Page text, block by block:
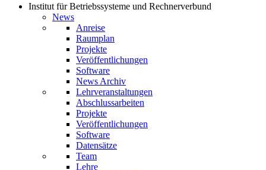
Institut für Betriebssysteme und Rechnerverbund
News
Anreise
Raumplan
Projekte
Veröffentlichungen
Software
News Archiv
Lehrveranstaltungen
Abschlussarbeiten
Projekte
Veröffentlichungen
Software
Datensätze
Team
Lehre